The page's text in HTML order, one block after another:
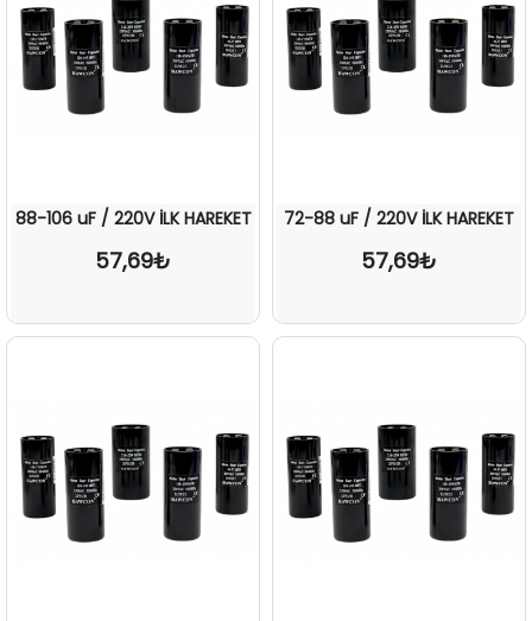
88-106 uF / 220V İLK HAREKET
57,69₺
72-88 uF / 220V İLK HAREKET
57,69₺